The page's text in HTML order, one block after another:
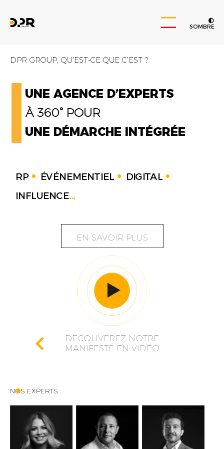
SOMBRE
DPR GROUP, QU’EST-CE QUE C’EST ?
UNE AGENCE D’EXPERTS
À 360° POUR
UNE DÉMARCHE INTÉGRÉE
RP ÉVÉNEMENTIEL
DIGITAL
INFLUENCE...
EN SAVOIR PLUS
DÉCOUVEREZ NOTRE
MANIFESTE EN VIDÉO
NOS EXPERTS